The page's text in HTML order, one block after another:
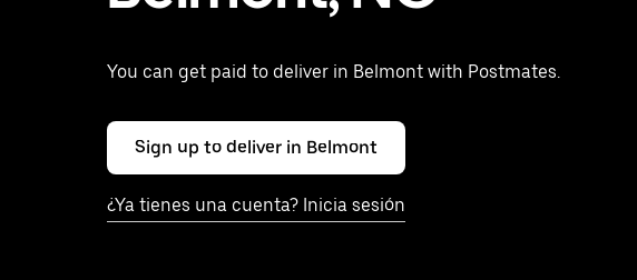
You can get paid to deliver in Belmont with Postmates.
Sign up to deliver in Belmont
¿Ya tienes una cuenta? Inicia sesión